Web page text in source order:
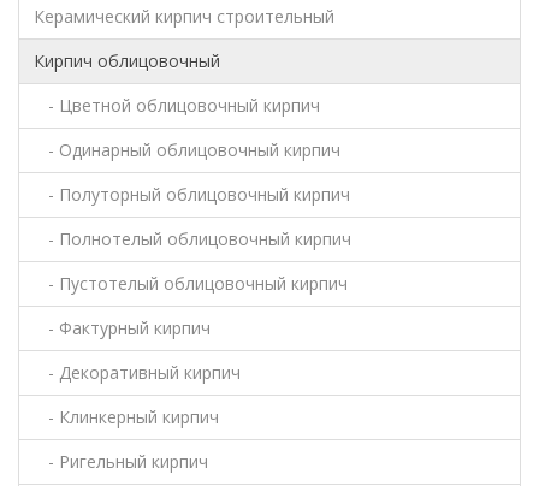
Керамический кирпич строительный
Кирпич облицовочный
- Цветной облицовочный кирпич
- Одинарный облицовочный кирпич
- Полуторный облицовочный кирпич
- Полнотелый облицовочный кирпич
- Пустотелый облицовочный кирпич
- Фактурный кирпич
- Декоративный кирпич
- Клинкерный кирпич
- Ригельный кирпич